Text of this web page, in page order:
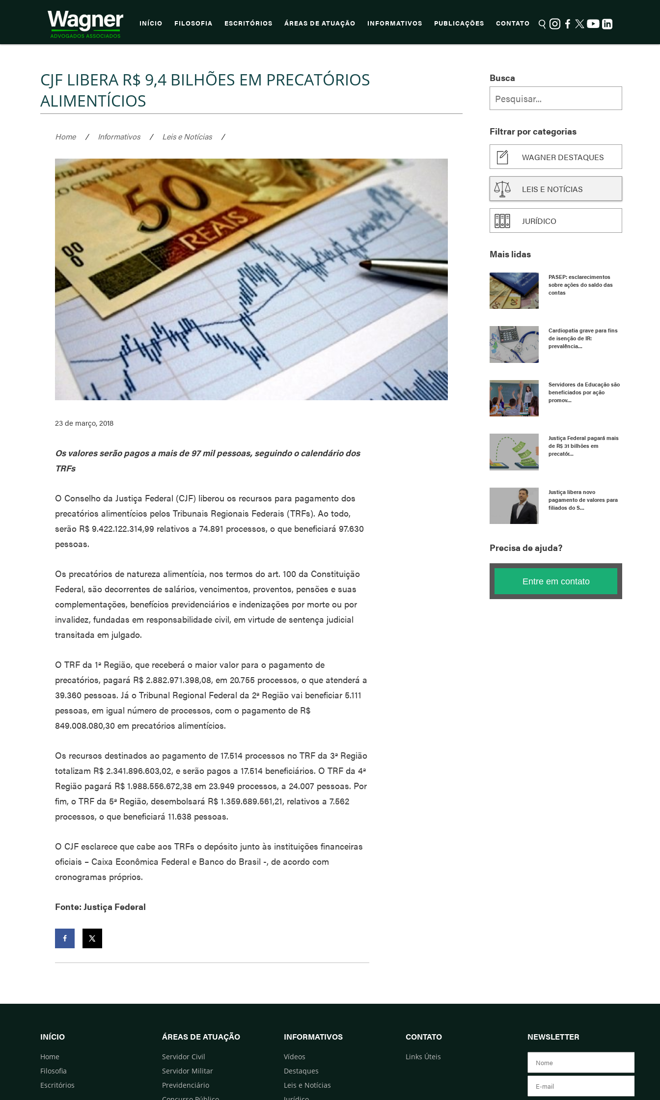
INÍCIO FILOSOFIA ESCRITÓRIOS ÁREAS DE ATUAÇÃO INFORMATIVOS PUBLICAÇÕES CONTATO
CJF LIBERA R$ 9,4 BILHÕES EM PRECATÓRIOS
ALIMENTÍCIOS
Home / Informativos / Leis e Notícias /
23 de março, 2018
Os valores serão pagos a mais de 97 mil pessoas, seguindo o calendário dos
TRFs
O Conselho da Justiça Federal (CJF) liberou os recursos para pagamento dos
precatórios alimentícios pelos Tribunais Regionais Federais (TRFs). Ao todo,
serão R$ 9.422.122.314,99 relativos a 74.891 processos, o que beneficiará 97.630
pessoas.
Os precatórios de natureza alimentícia, nos termos do art. 100 da Constituição
Federal, são decorrentes de salários, vencimentos, proventos, pensões e suas
complementações, benefícios previdenciários e indenizações por morte ou por
invalidez, fundadas em responsabilidade civil, em virtude de sentença judicial
transitada em julgado.
O TRF da 1ª Região, que receberá o maior valor para o pagamento de
precatórios, pagará R$ 2.882.971.398,08, em 20.755 processos, o que atenderá a
39.360 pessoas. Já o Tribunal Regional Federal da 2ª Região vai beneficiar 5.111
pessoas, em igual número de processos, com o pagamento de R$
849.008.080,30 em precatórios alimentícios.
Os recursos destinados ao pagamento de 17.514 processos no TRF da 3ª Região
totalizam R$ 2.341.896.603,02, e serão pagos a 17.514 beneficiários. O TRF da 4ª
Região pagará R$ 1.988.556.672,38 em 23.949 processos, a 24.007 pessoas. Por
fim, o TRF da 5ª Região, desembolsará R$ 1.359.689.561,21, relativos a 7.562
processos, o que beneficiará 11.638 pessoas.
O CJF esclarece que cabe aos TRFs o depósito junto às instituições financeiras
oficiais – Caixa Econômica Federal e Banco do Brasil -, de acordo com
cronogramas próprios.
Fonte: Justiça Federal
Busca
Filtrar por categorias
WAGNER DESTAQUES
LEIS E NOTÍCIAS
JURÍDICO
Mais lidas
PASEP: esclarecimentos
sobre ações do saldo das
contas
Cardiopatia grave para fins
de isenção de IR:
prevalência...
Servidores da Educação são
beneficiados por ação
promov...
Justiça Federal pagará mais
de R$ 31 bilhões em
precatór...
Justiça libera novo
pagamento de valores para
filiados do S...
Precisa de ajuda?
Entre em contato
INÍCIO
Home
Filosofia
Escritórios
ÁREAS DE ATUAÇÃO
Servidor Civil
Servidor Militar
Previdenciário
INFORMATIVOS
Vídeos
Destaques
Leis e Notícias
CONTATO
Links Úteis
NEWSLETTER